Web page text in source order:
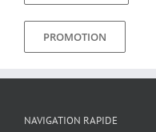
PROMOTION
NAVIGATION RAPIDE